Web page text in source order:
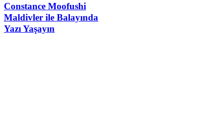
Constance Moofushi
Maldivler ile Balayında
Yazı Yaşayın